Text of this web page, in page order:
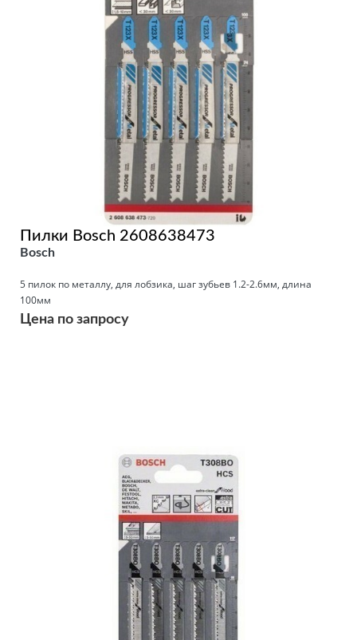
Пилки Bosch 2608638473
Bosch
5 пилок по металлу, для лобзика, шаг зубьев 1.2-2.6мм, длина
100мм
Цена по запросу